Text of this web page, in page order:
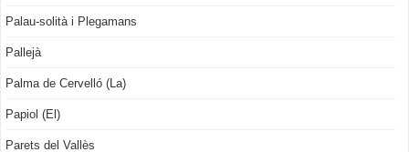
Palau-solità i Plegamans
Pallejà
Palma de Cervelló (La)
Papiol (El)
Parets del Vallès